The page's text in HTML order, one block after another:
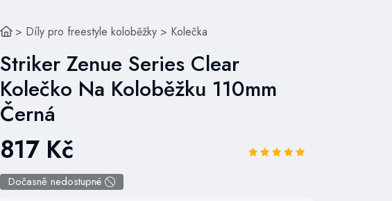
> Díly pro freestyle koloběžky > Kolečka
Striker Zenue Series Clear
Kolečko Na Koloběžku 110mm
Černá
817 Kč
Dočasně nedostupné